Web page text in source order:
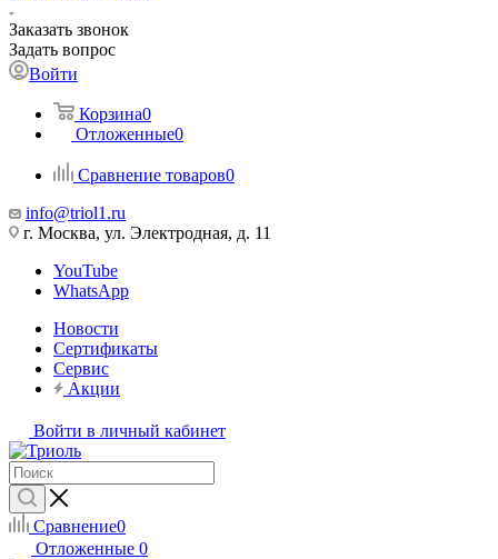
Заказать звонок
Задать вопрос
Войти
Корзина0
Отложенные0
Сравнение товаров0
info@triol1.ru
г. Москва, ул. Электродная, д. 11
YouTube
WhatsApp
Новости
Сертификаты
Сервис
Акции
Войти в личный кабинет
Сравнение0
Отложенные 0